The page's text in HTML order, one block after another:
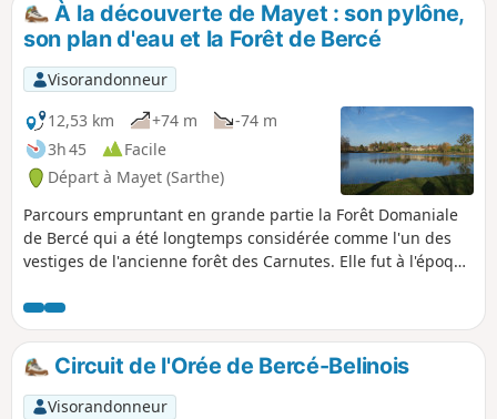
p
À la découverte de Mayet : son pylône,
son plan d'eau et la Forêt de Bercé
Visorandonneur
12,53 km
+74 m
-74 m
3h 45
Facile
Départ à Mayet (Sarthe)
Parcours empruntant en grande partie la Forêt Domaniale
de Bercé qui a été longtemps considérée comme l'un des
vestiges de l'ancienne forêt des Carnutes. Elle fut à l'époque
production sylvicole et métallurgique. En 1934, l'ancien
chêne Boppe est foudroyé, sa souche de 4,77 m de
circonférence est l'une des nombreuses curiosité de la
forêt. Le pylône TDF de Mayet construit en 1960 fait 342 m
de hauteur (l'un des plus haut de France)
Circuit de l'Orée de Bercé-Belinois
Visorandonneur